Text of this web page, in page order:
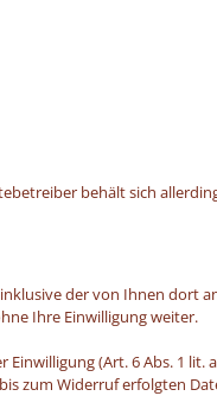
behält sich
der von Ihnen dort
Ihre Einwilligung weiter.
(Art. 6 Abs. 1 lit. a
zum Widerruf erfolgten